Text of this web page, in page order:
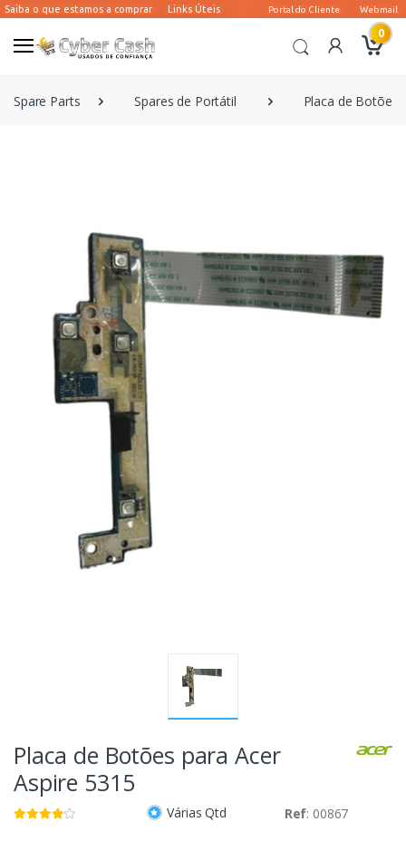
0
Spare Parts Spares de Portátil Placa de Botões
Placa de Botões para Acer
Aspire 5315
Várias Qtd Ref: 00867